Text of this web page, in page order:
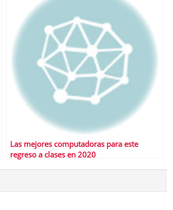
Las mejores computadoras para este
regreso a clases en 2020